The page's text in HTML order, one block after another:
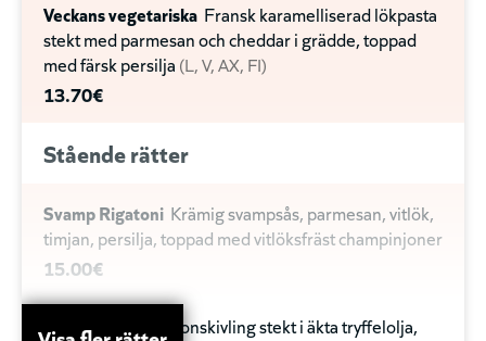
Veckans vegetariska Fransk karamelliserad lökpasta
stekt med parmesan och cheddar i grädde, toppad
med färsk persilja L V AX FI
13.70€
Stående rätter
Svamp Rigatoni Krämig svampsås, parmesan, vitlök,
timjan, persilja, toppad med vitlöksfräst champinjoner
15.00€
Tryffel Pasta
Ostronskivling stekt i äkta tryffelolja,